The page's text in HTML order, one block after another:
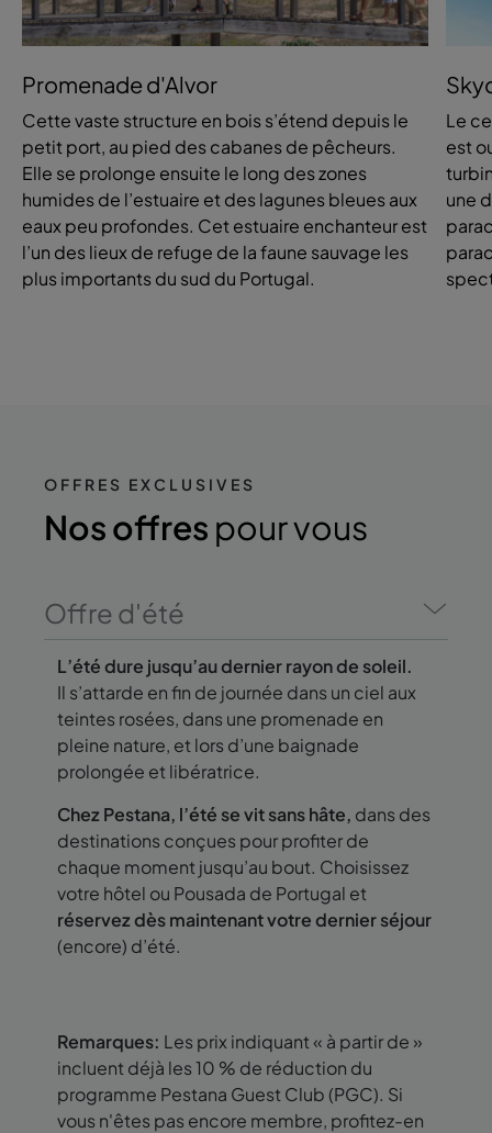
Promenade d'Alvor
Cette vaste structure en bois s’étend depuis le
petit port, au pied des cabanes de pêcheurs.
Elle se prolonge ensuite le long des zones
humides de l’estuaire et des lagunes bleues aux
eaux peu profondes. Cet estuaire enchanteur est
l’un des lieux de refuge de la faune sauvage les
plus importants du sud du Portugal.
Le
est
une
OFFRES EXCLUSIVES
Nos offres pour vous
Offre d'été
L’été dure jusqu’au dernier rayon de soleil.
Il s’attarde en fin de journée dans un ciel aux
teintes rosées, dans une promenade en
pleine nature, et lors d’une baignade
prolongée et libératrice.
Chez Pestana, l’été se vit sans hâte, dans des
destinations conçues pour profiter de
chaque moment jusqu’au bout. Choisissez
votre hôtel ou Pousada de Portugal et
réservez dès maintenant votre dernier séjour
(encore) d’été.
Remarques: Les prix indiquant « à partir de »
incluent déjà les 10 % de réduction du
programme Pestana Guest Club (PGC). Si
vous n'êtes pas encore membre, profitez-en